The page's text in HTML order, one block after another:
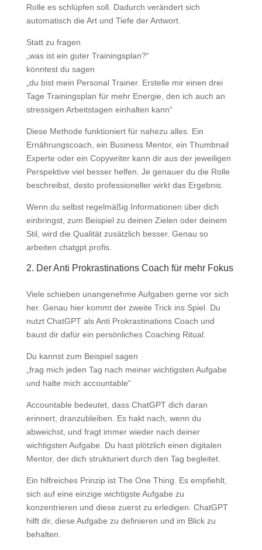
Rolle es schlüpfen soll. Dadurch verändert sich
automatisch die Art und Tiefe der Antwort.
Statt zu fragen
„was ist ein guter Trainingsplan?“
könntest du sagen
„du bist mein Personal Trainer. Erstelle mir einen drei
Tage Trainingsplan für mehr Energie, den ich auch an
stressigen Arbeitstagen einhalten kann“
Diese Methode funktioniert für nahezu alles. Ein
Ernährungscoach, ein Business Mentor, ein Thumbnail
Experte oder ein Copywriter kann dir aus der jeweiligen
Perspektive viel besser helfen. Je genauer du die Rolle
beschreibst, desto professioneller wirkt das Ergebnis.
Wenn du selbst regelmäßig Informationen über dich
einbringst, zum Beispiel zu deinen Zielen oder deinem
Stil, wird die Qualität zusätzlich besser. Genau so
arbeiten chatgpt profis.
2. Der Anti Prokrastinations Coach für mehr Fokus
Viele schieben unangenehme Aufgaben gerne vor sich
her. Genau hier kommt der zweite Trick ins Spiel. Du
nutzt ChatGPT als Anti Prokrastinations Coach und
baust dir dafür ein persönliches Coaching Ritual.
Du kannst zum Beispiel sagen
„frag mich jeden Tag nach meiner wichtigsten Aufgabe
und halte mich accountable“
Accountable bedeutet, dass ChatGPT dich daran
erinnert, dranzubleiben. Es hakt nach, wenn du
abweichst, und fragt immer wieder nach deiner
wichtigsten Aufgabe. Du hast plötzlich einen digitalen
Mentor, der dich strukturiert durch den Tag begleitet.
Ein hilfreiches Prinzip ist The One Thing. Es empfiehlt,
sich auf eine einzige wichtigste Aufgabe zu
konzentrieren und diese zuerst zu erledigen. ChatGPT
hilft dir, diese Aufgabe zu definieren und im Blick zu
behalten.